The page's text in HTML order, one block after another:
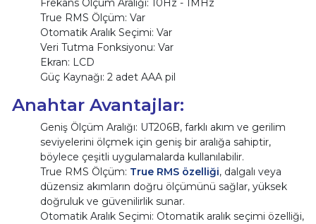
Frekans Ölçüm Aralığı: 10Hz - 1MHz
True RMS Ölçüm: Var
Otomatik Aralık Seçimi: Var
Veri Tutma Fonksiyonu: Var
Ekran: LCD
Güç Kaynağı: 2 adet AAA pil
Anahtar Avantajlar:
Geniş Ölçüm Aralığı: UT206B, farklı akım ve gerilim
seviyelerini ölçmek için geniş bir aralığa sahiptir,
böylece çeşitli uygulamalarda kullanılabilir.
True RMS Ölçüm: True RMS özelliği, dalgalı veya
düzensiz akımların doğru ölçümünü sağlar, yüksek
doğruluk ve güvenilirlik sunar.
Otomatik Aralık Seçimi: Otomatik aralık seçimi özelliği,